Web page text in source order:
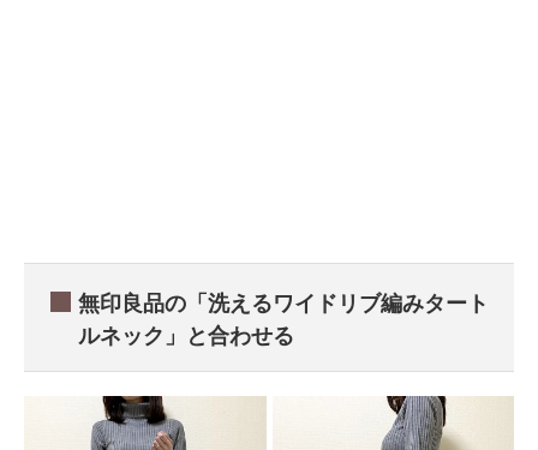
無印良品の「洗えるワイドリブ編みタート
ルネック」と合わせる